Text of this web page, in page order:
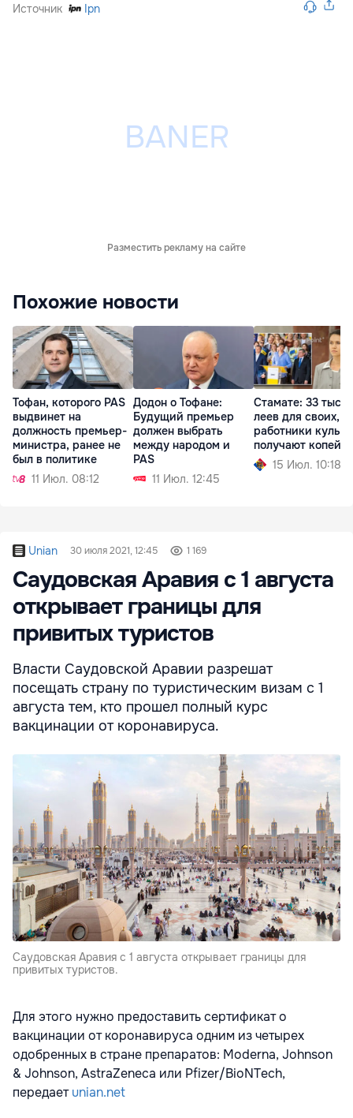
Источник Ipn
Разместить рекламу на сайте
Похожие новости
Тофан, которого PAS
выдвинет на
должность премьер-
министра, ранее не
был в политике
11 Июл. 08:12
Додон о Тофане:
Будущий премьер
должен выбрать
между народом и
PAS
11 Июл. 12:45
Стамате: 33
леев для своих, а
работники
получают
15 Июл. 10:18
Unian 30 июля 2021, 12:45 1 169
Саудовская Аравия с 1 августа
открывает границы для
привитых туристов
Власти Саудовской Аравии разрешат
посещать страну по туристическим визам с 1
августа тем, кто прошел полный курс
вакцинации от коронавируса.
Саудовская Аравия с 1 августа открывает границы для
привитых туристов.
Для этого нужно предоставить сертификат о
вакцинации от коронавируса одним из четырех
одобренных в стране препаратов: Moderna, Johnson
& Johnson, AstraZeneca или Pfizer/BioNTech,
передаетunian.net